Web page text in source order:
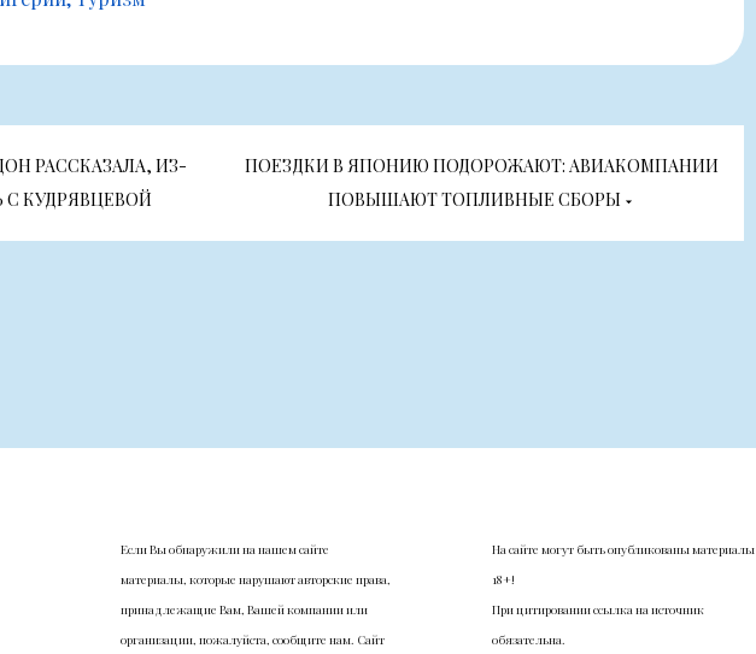
РАССКАЗАЛА, ИЗ-
С КУДРЯВЦЕВОЙ
ПОЕЗДКИ В ЯПОНИЮ ПОДОРОЖАЮТ: АВИАКОМПАНИИ
ПОВЫШАЮТ ТОПЛИВНЫЕ СБОРЫ
Если Вы обнаружили на нашем сайте
материалы, которые нарушают авторские права,
принадлежащие Вам, Вашей компании или
организации, пожалуйста, сообщите нам. Сайт
На сайте могут быть опубликованы материалы
18+!
При цитировании ссылка на источник
обязательна.